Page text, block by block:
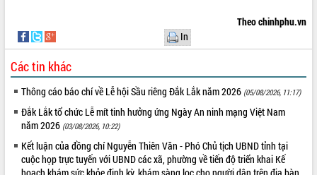
Theo chinhphu.vn
In
Các tin khác
Thông cáo báo chí về Lễ hội Sầu riêng Đắk Lắk năm 2026 (05/08/2026, 11:17)
Đắk Lắk tổ chức Lễ mít tinh hưởng ứng Ngày An ninh mạng Việt Nam
năm 2026 (03/08/2026, 10:22)
Kết luận của đồng chí Nguyễn Thiên Văn - Phó Chủ tịch UBND tỉnh tại
cuộc họp trực tuyến với UBND các xã, phường về tiến độ triển khai Kế